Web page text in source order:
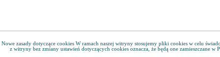
Nowe zasady dotyczące cookies W ramach naszej witryny stosujemy pliki cookies w celu
z witryny bez zmiany ustawień dotyczących cookies oznacza, że będą one zamieszczane